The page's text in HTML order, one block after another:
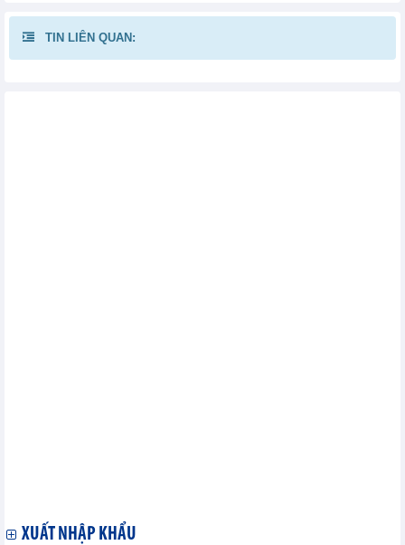
TIN LIÊN QUAN:
XUẤT NHẬP KHẨU